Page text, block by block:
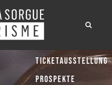
Ticketausstellung
Prospekte